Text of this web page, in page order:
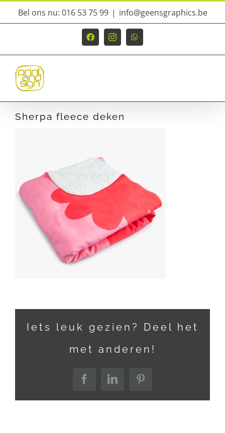
Ga
inhoud
Bel ons nu: 016 53 75 99 | info@geensgraphics.be
FacebookInstagramWhatsApp
Sherpa fleece deken
Iets leuk gezien? Deel het
met anderen!
FacebookLinkedInPinterest